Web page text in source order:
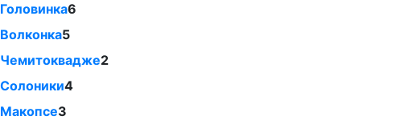
Головинка6
Волконка5
Чемитоквадже2
Солоники4
Макопсе3